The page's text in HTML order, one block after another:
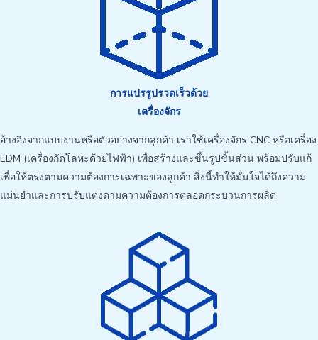
การแปรรูปรวดเร็วด้วย
เครื่องจักร
อ้างอิงจากแบบงานหรือตัวอย่างจากลูกค้า เราใช้เครื่องจักร CNC หรือเครื่อง
EDM (เครื่องกัดโลหะด้วยไฟฟ้า) เพื่อสร้างและขึ้นรูปชิ้นส่วน พร้อมปรับแก้
เพื่อให้ตรงตามความต้องการเฉพาะของลูกค้า สิ่งนี้ทำให้มั่นใจได้ถึงความ
แม่นยำและการปรับแต่งตามความต้องการตลอดกระบวนการผลิต